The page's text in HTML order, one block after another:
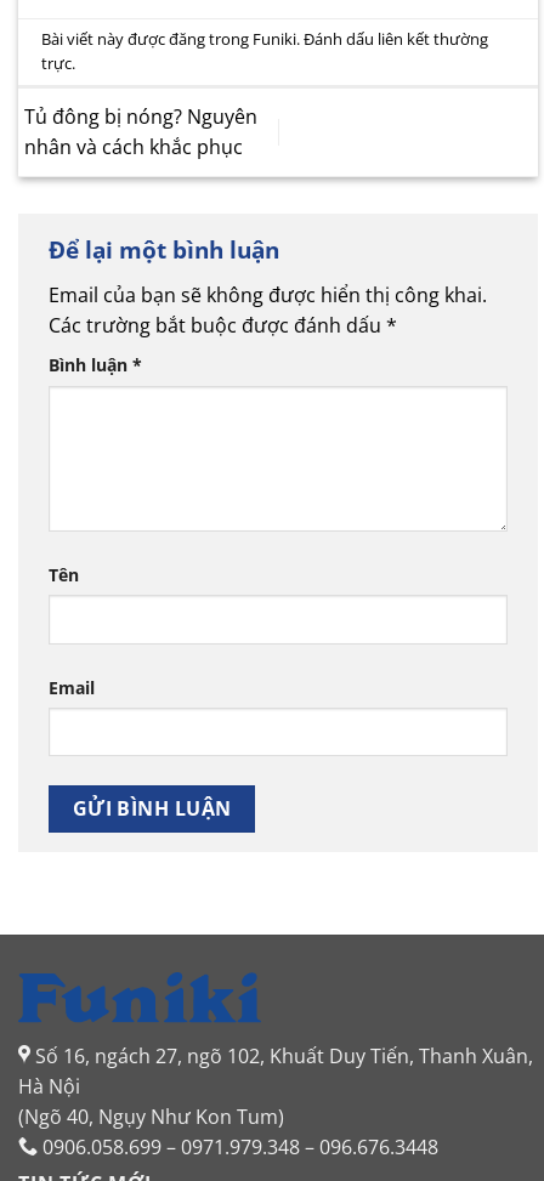
Bài viết này được đăng trong Funiki. Đánh dấu liên kết thường
trực.
Tủ đông bị nóng? Nguyên
nhân và cách khắc phục
Để lại một bình luận
Email của bạn sẽ không được hiển thị công khai.
Các trường bắt buộc được đánh dấu *
Bình luận *
Tên
Email
Số 16, ngách 27, ngõ 102, Khuất Duy Tiến, Thanh Xuân,
Hà Nội
(Ngõ 40, Ngụy Như Kon Tum)
0906.058.699 – 0971.979.348 – 096.676.3448